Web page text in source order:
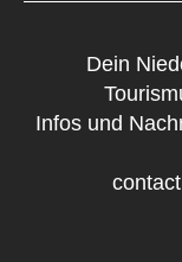
Dein
Infos und